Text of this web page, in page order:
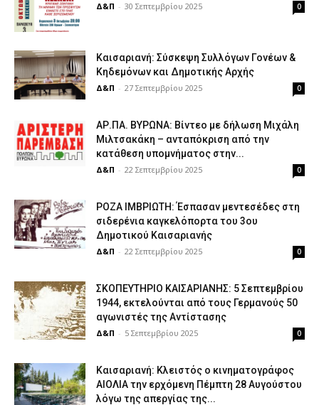
Δ&Π - 30 Σεπτεμβρίου 2025 0
Καισαριανή: Σύσκεψη Συλλόγων Γονέων &
Κηδεμόνων και Δημοτικής Αρχής
Δ&Π - 27 Σεπτεμβρίου 2025 0
ΑΡ.ΠΑ. ΒΥΡΩΝΑ: Βίντεο με δήλωση Μιχάλη
Μιλτσακάκη – ανταπόκριση από την
κατάθεση υπομνήματος στην...
Δ&Π - 22 Σεπτεμβρίου 2025 0
ΡΟΖΑ ΙΜΒΡΙΩΤΗ: Έσπασαν μεντεσέδες στη
σιδερένια καγκελόπορτα του 3ου
Δημοτικού Καισαριανής
Δ&Π - 22 Σεπτεμβρίου 2025 0
ΣΚΟΠΕΥΤΗΡΙΟ ΚΑΙΣΑΡΙΑΝΗΣ: 5 Σεπτεμβρίου
1944, εκτελούνται από τους Γερμανούς 50
αγωνιστές της Αντίστασης
Δ&Π - 5 Σεπτεμβρίου 2025 0
Καισαριανή: Κλειστός ο κινηματογράφος
ΑΙΟΛΙΑ την ερχόμενη Πέμπτη 28 Αυγούστου
λόγω της απεργίας της...